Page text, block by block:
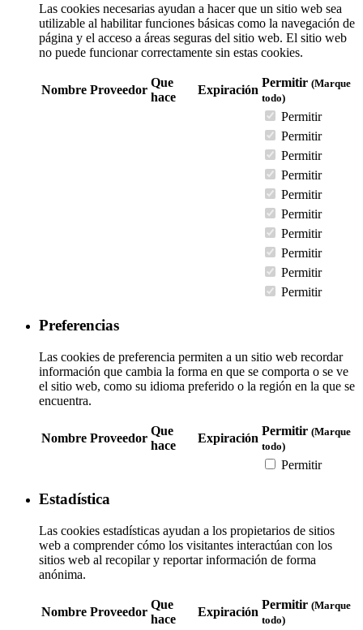
Las cookies necesarias ayudan a hacer que un sitio web sea
utilizable al habilitar funciones básicas como la navegación de
página y el acceso a áreas seguras del sitio web. El sitio web
no puede funcionar correctamente sin estas cookies.
Nombre Proveedor
Que
hace
Expiración
Permitir (Marque
todo)
Permitir
Permitir
Permitir
Permitir
Permitir
Permitir
Permitir
Permitir
Permitir
Permitir
Preferencias
Las cookies de preferencia permiten a un sitio web recordar
información que cambia la forma en que se comporta o se ve
el sitio web, como su idioma preferido o la región en la que se
encuentra.
Nombre Proveedor
Que
hace
Expiración
Permitir (Marque
todo)
Permitir
Estadística
Las cookies estadísticas ayudan a los propietarios de sitios
web a comprender cómo los visitantes interactúan con los
sitios web al recopilar y reportar información de forma
anónima.
Nombre Proveedor
Que
hace
Expiración
Permitir (Marque
todo)